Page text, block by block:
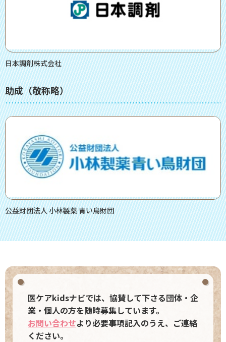
日本調剤株式会社
助成（敬称略）
公益財団法人 小林製薬 青い鳥財団
医ケアkidsナビでは、協賛して下さる団体・企
業・個人の方を随時募集しています。
お問い合わせより必要事項記入のうえ、ご連絡
ください。